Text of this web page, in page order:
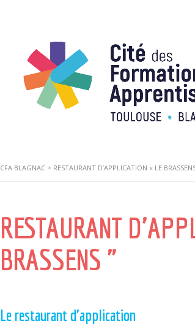
CFA BLAGNAC > RESTAURANT D’APPLICATION « LE
RESTAURANT
BRASSENS "
Le restaurant d'application